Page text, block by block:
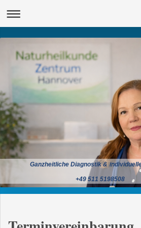
Ganzheitliche Diagnostik &
+49 511 5198508